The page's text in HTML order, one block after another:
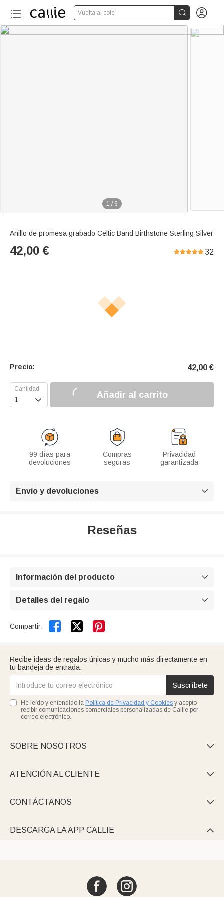
Vuelta al cole  
1 / 6
Anillo de promesa grabado Celtic Band Birthstone Sterling Silver
42,00 € 32
Precio: 42,00 €
 Añadir al carrito
99 días para
devoluciones
Compras
seguras
Privacidad
garantizada
Envío y devoluciones 
Reseñas
Información del producto 
Detalles del regalo 
Compartir:  
Recibe ideas de regalos únicas y mucho más directamente en
tu bandeja de entrada.
Suscríbete
He leído y entendido la Política de Privacidad y Cookies y acepto
recibir comunicaciones comerciales personalizadas de Callie por
correo electrónico.
SOBRE NOSOTROS 
ATENCIÓN AL CLIENTE 
CONTÁCTANOS 
DESCARGA LA APP CALLIE 